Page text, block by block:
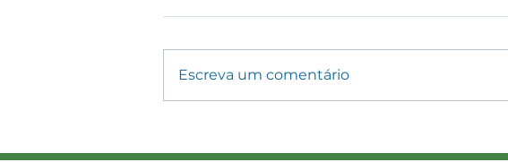
com associada e
Escreva um comentário